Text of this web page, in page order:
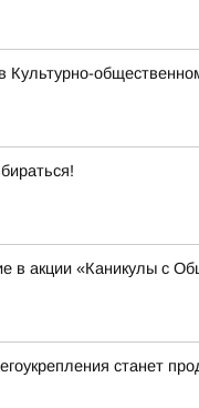
Культурно-
в акции «Каникулы с
станет